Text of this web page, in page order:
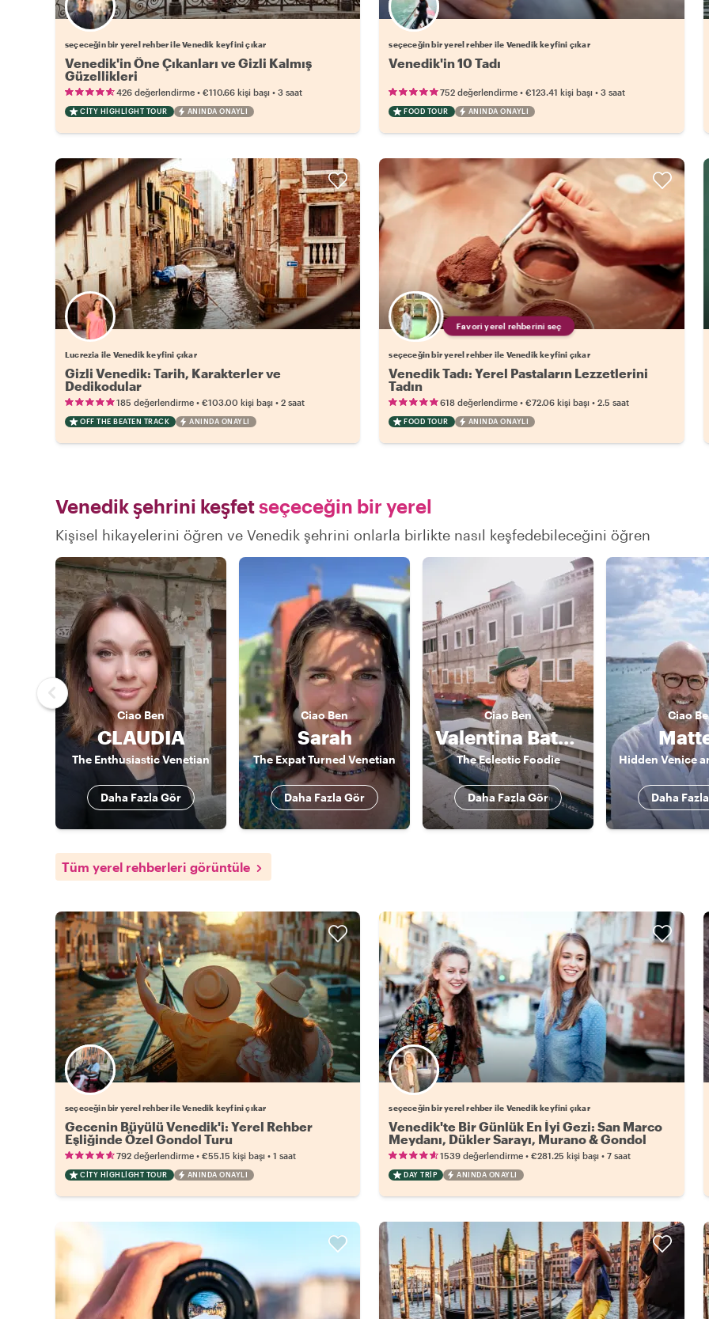
Favori yerel rehberini seç
seçeceğin bir yerel rehber ile Venedik keyfini çıkar
Venedik'in Öne Çıkanları ve Gizli Kalmış
Güzellikleri
426 değerlendirme • €110.66 kişi başı • 3 saat
CITY HIGHLIGHT TOUR ANINDA ONAYLI
Favori yerel rehberini seç
seçeceğin bir yerel rehber ile Venedik keyfini çıkar
Venedik'in 10 Tadı
752 değerlendirme •€123.41 kişi başı •3 saat
FOOD TOUR ANINDA ONAYLI
Lucrezia ile Venedik keyfini çıkar
Gizli Venedik: Tarih, Karakterler ve
Dedikodular
185 değerlendirme • €103.00 kişi başı • 2 saat
OFF THE BEATEN TRACK ANINDA ONAYLI
Favori yerel rehberini seç
seçeceğin bir yerel rehber ile Venedik keyfini çıkar
Venedik Tadı: Yerel Pastaların Lezzetlerini
Tadın
618 değerlendirme •€72.06 kişi başı •2.5 saat
FOOD TOUR ANINDA ONAYLI
Venedik şehrini keşfetseçeceğin bir yerel
Kişisel hikayelerini öğren ve Venedik şehrini onlarla birlikte nasıl keşfedebileceğini öğren
Ciao Ben
CLAUDIA
The Enthusiastic Venetian
Daha Fazla Gör
Ciao Ben
Sarah
The Expat Turned Venetian
Daha Fazla Gör
Ciao Ben
Valentina Battocchio
The Eclectic Foodie
Daha Fazla Gör
Ciao
Daha
Tüm yerel rehberleri görüntüle
Favori yerel rehberini seç
seçeceğin bir yerel rehber ile Venedik keyfini çıkar
Gecenin Büyülü Venedik'i: Yerel Rehber
Eşliğinde Özel Gondol Turu
792 değerlendirme • €55.15 kişi başı • 1 saat
CITY HIGHLIGHT TOUR ANINDA ONAYLI
Favori yerel rehberini seç
seçeceğin bir yerel rehber ile Venedik keyfini çıkar
Venedik'te Bir Günlük En İyi Gezi: San Marco
Meydanı, Dükler Sarayı, Murano & Gondol
Turu
1539 değerlendirme •€281.25 kişi başı •7 saat
DAY TRIP ANINDA ONAYLI